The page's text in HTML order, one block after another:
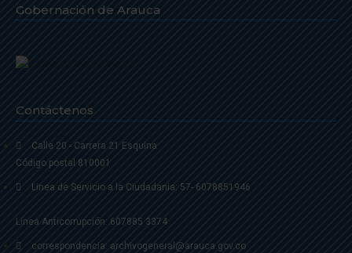
Gobernación de Arauca
Contáctenos
Calle 20 - Carrera 21 Esquina
Código postal 810001
Linea de Servicio a la Ciudadania: 57- 6078851946
Linea Anticorrupción: 607885 3374
correspondencia: archivogeneral@arauca.gov.co